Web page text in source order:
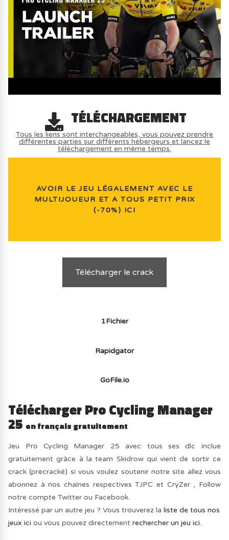
TÉLÉCHARGEMENT
Tous les liens sont interchangeables, vous pouvez prendre
différentes parties sur différents hébergeurs et lancez le
téléchargement en même temps.
AVOIR LE JEU LÉGALEMENT AVEC LE
MULTIJOUEUR ET A TOUS PETIT PRIX
(-70%) ICI
Télécharger le crack
1Fichier
Rapidgator
GoFile.io
Télécharger Pro Cycling Manager
25 en français gratuitement
Jeu Pro Cycling Manager 25 avec tous ses dlc inclue
gratuitement grâce à la team Skidrow qui vient de sortir ce
crack (precracké) si vous voulez soutenir notre site allez vous
abonnez à nos chaînes respectives TJPC et CryZer , Follow
notre compte Twitter ou Facebook.
Intéressé par un autre jeu ? Vous trouverez laliste de tous nos
jeux ici ou vous pouvez directementrechercher un jeu ici.